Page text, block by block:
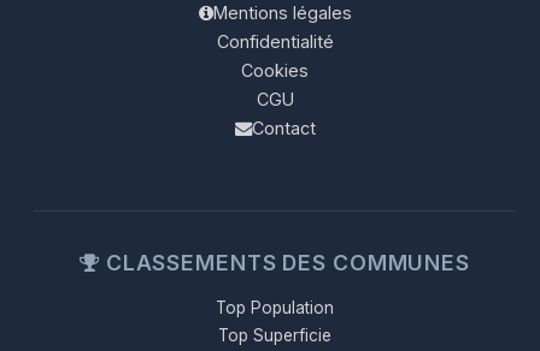
Mentions légales
Confidentialité
Cookies
CGU
Contact
CLASSEMENTS DES COMMUNES
Top Population
Top Superficie